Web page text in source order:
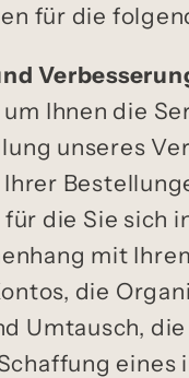
für die
Ihnen die
unseres
die Sie sich
mit
die
Umtausch,